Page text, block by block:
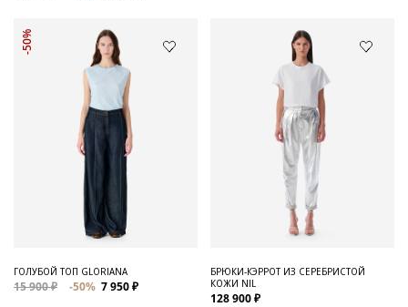
-50%
ГОЛУБОЙ ТОП GLORIANA
15 900 ₽ -50% 7 950 ₽
БРЮКИ-КЭРРОТ ИЗ СЕРЕБРИСТОЙ
КОЖИ NIL
128 900 ₽